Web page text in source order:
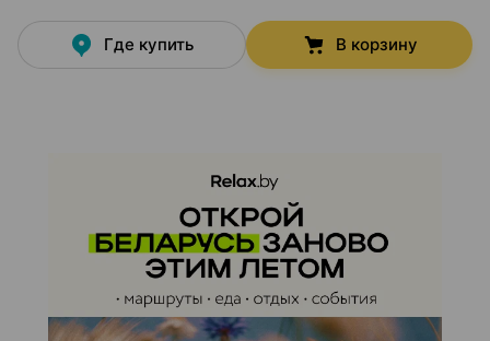
Где купить В корзину